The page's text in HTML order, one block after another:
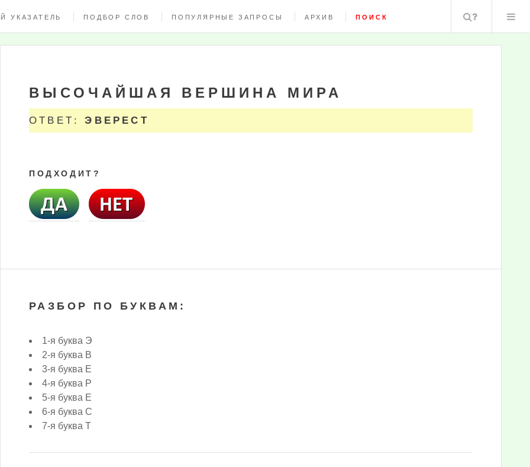
УКАЗАТЕЛЬ ПОДБОР СЛОВ ПОПУЛЯРНЫЕ ЗАПРОСЫ АРХИВ ПОИСК Поиск
ВЫСОЧАЙШАЯ ВЕРШИНА МИРА
ОТВЕТ:ЭВЕРЕСТ
ПОДХОДИТ?
РАЗБОР ПО БУКВАМ:
1-я буква Э
2-я буква В
3-я буква Е
4-я буква Р
5-я буква Е
6-я буква С
7-я буква Т